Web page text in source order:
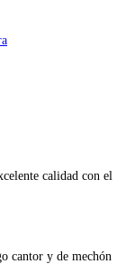
calidad con el
cantor y de mechón